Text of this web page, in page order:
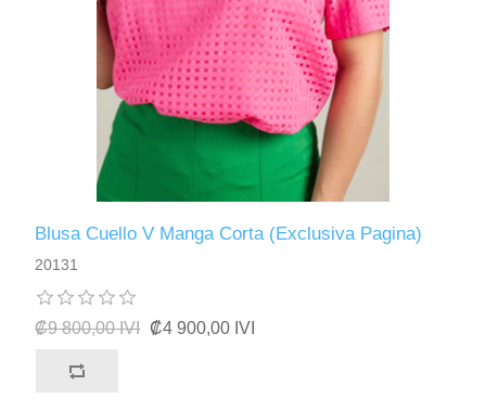
Blusa Cuello V Manga Corta (Exclusiva Pagina)
20131
₡9 800,00 IVI ₡4 900,00 IVI